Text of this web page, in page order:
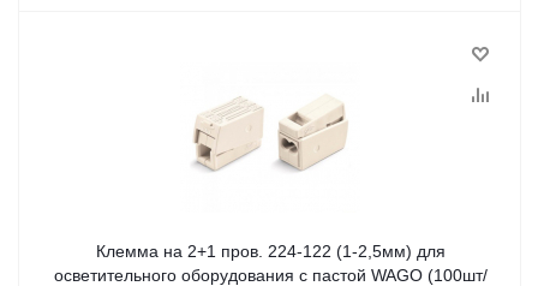
Клемма на 2+1 пров. 224-122 (1-2,5мм) для
осветительного оборудования с пастой WAGO (100шт/